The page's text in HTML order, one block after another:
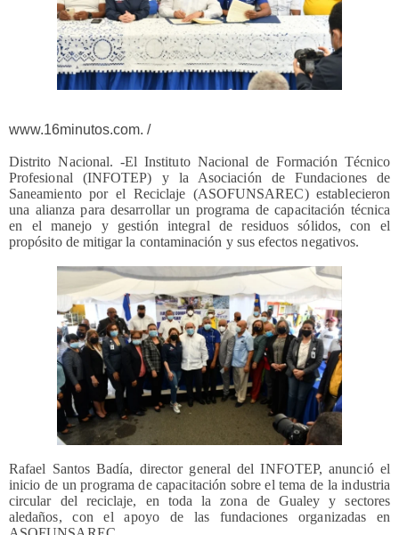
www.16minutos.com. /
Distrito Nacional. -El Instituto Nacional de Formación Técnico
Profesional (INFOTEP) y la Asociación de Fundaciones de
Saneamiento por el Reciclaje (ASOFUNSAREC) establecieron
una alianza para desarrollar un programa de capacitación técnica
en el manejo y gestión integral de residuos sólidos, con el
propósito de mitigar la contaminación y sus efectos negativos.
Rafael Santos Badía, director general del INFOTEP, anunció el
inicio de un programa de capacitación sobre el tema de la industria
circular del reciclaje, en toda la zona de Gualey y sectores
aledaños, con el apoyo de las fundaciones organizadas en